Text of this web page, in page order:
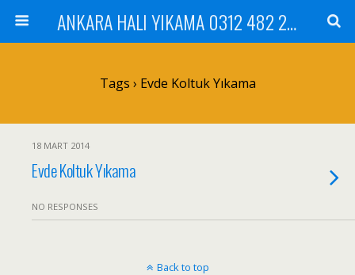
ANKARA HALI YIKAMA 0312 482 20 01 ÇİLEK HALI YIKAMA KOLTUK YIKAMA DİKMEN ÇANKAYA GÖLBAŞI MAMAK
Tags › Evde Koltuk Yıkama
18 MART 2014
Evde Koltuk Yıkama
NO RESPONSES
Back to top